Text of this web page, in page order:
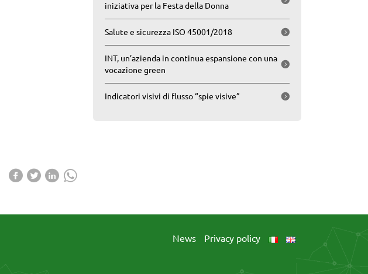
iniziativa per la Festa della Donna
Salute e sicurezza ISO 45001/2018
INT, un’azienda in continua espansione con una
vocazione green
Indicatori visivi di flusso “spie visive”
News Privacy policy